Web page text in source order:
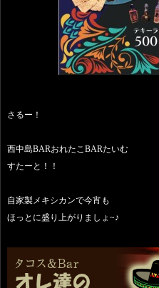
さるー！
西中島BARおれたこBARたいむ
すたーと！！
自家製メキシカンで今宵も
ほっとに盛り上がりましょ~♪